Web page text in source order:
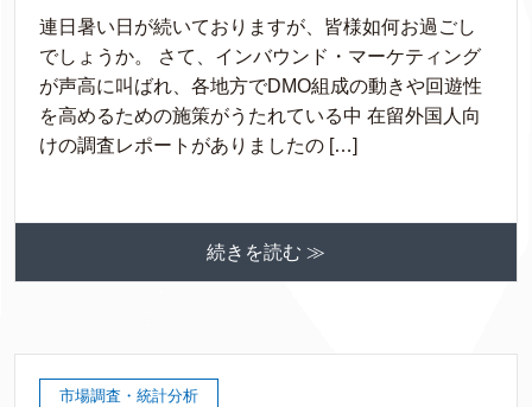
連日暑い日が続いておりますが、皆様如何お過ごし
でしょうか。 さて、インバウンド・マーケティング
が声高に叫ばれ、各地方でDMO組成の動きや回遊性
を高めるための施策がうたれている中 在留外国人向
けの調査レポートがありましたの […]
続きを読む ≫
市場調査・統計分析